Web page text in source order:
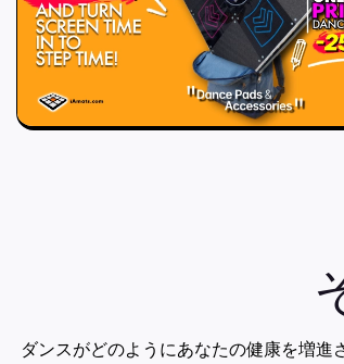
ダンスがどのようにあなたの健康を増